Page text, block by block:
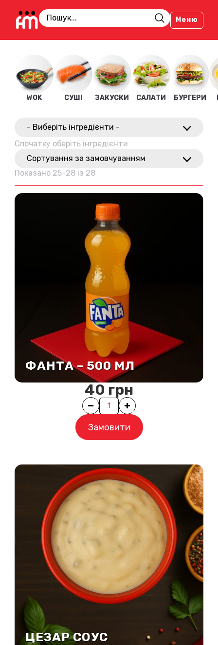
Меню
WOK СУШІ ЗАКУСКИ САЛАТИ БУРГЕРИ
- Виберіть інгредієнти -
Спочатку оберіть інгредієнти
Показано 25–28 із 28
Сортування за замовчуванням
ФАНТА – 500 МЛ
40 грн
Quantity
Замовити
ЦЕЗАР СОУС